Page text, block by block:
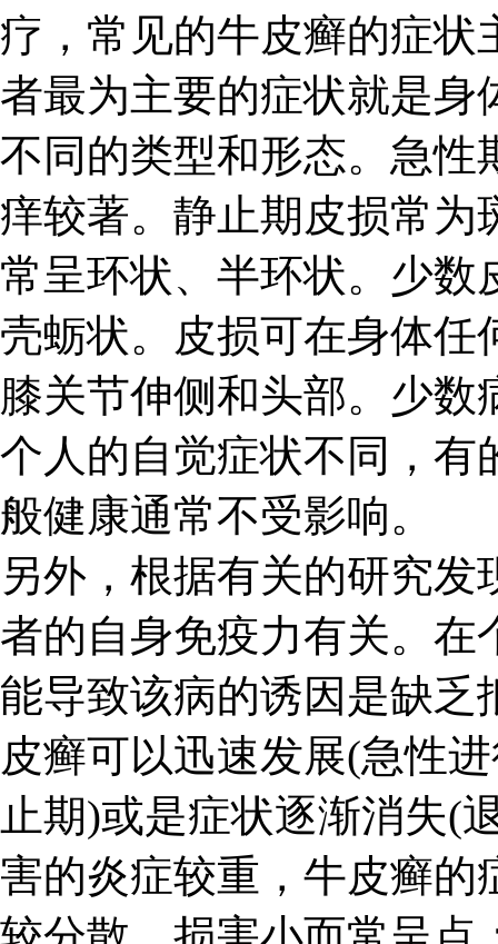
疗，常见的牛皮癣的症状
者最为主要的症状就是身
不同的类型和形态。急性
痒较著。静止期皮损常为
常呈环状、半环状。少数
壳蛎状。皮损可在身体任
膝关节伸侧和头部。少
个人的自觉症状不同，有
般健康通常不受影响。
另外，根据有关的研究
者的自身免疫力有关。在
能导致该病的诱因是缺乏
皮癣可以迅速发展(急性
止期)或是症状逐渐消失(
害的炎症较重，牛皮癣的